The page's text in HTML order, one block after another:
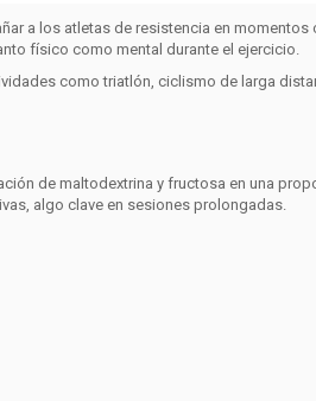
a los atletas de resistencia en
físico como mental durante el ejercicio.
como triatlón, ciclismo de larga
de maltodextrina y fructosa en una
algo clave en sesiones prolongadas.